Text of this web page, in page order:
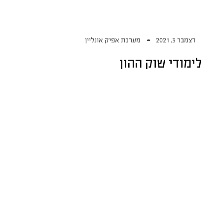
דצמבר 3, 2021 מערכת אפיק אונליין
לימודי שוק ההון